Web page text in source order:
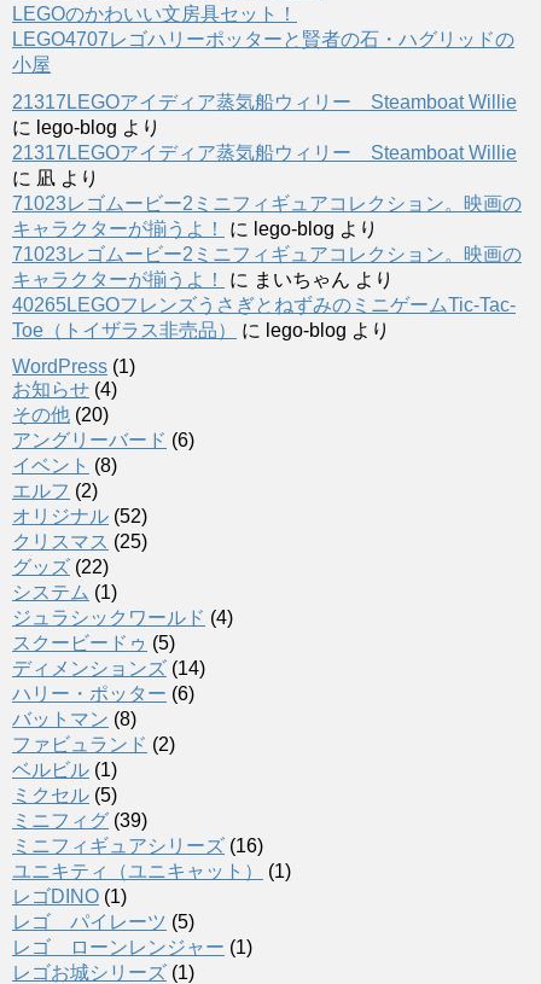
LEGOのかわいい文房具セット！
LEGO4707レゴハリーポッターと賢者の石・ハグリッドの
小屋
21317LEGOアイディア蒸気船ウィリー Steamboat Willie
に lego-blog より
21317LEGOアイディア蒸気船ウィリー Steamboat Willie
に 凪 より
71023レゴムービー2ミニフィギュアコレクション。映画の
キャラクターが揃うよ！
に lego-blog より
71023レゴムービー2ミニフィギュアコレクション。映画の
キャラクターが揃うよ！
に まいちゃん より
40265LEGOフレンズうさぎとねずみのミニゲームTic-Tac-
Toe（トイザラス非売品）
に lego-blog より
WordPress (1)
お知らせ (4)
その他 (20)
アングリーバード (6)
イベント (8)
エルフ (2)
オリジナル (52)
クリスマス (25)
グッズ (22)
システム (1)
ジュラシックワールド (4)
スクービードゥ (5)
ディメンションズ (14)
ハリー・ポッター (6)
バットマン (8)
ファビュランド (2)
ベルビル (1)
ミクセル (5)
ミニフィグ (39)
ミニフィギュアシリーズ (16)
ユニキティ（ユニキャット）
(1)
レゴDINO (1)
レゴ パイレーツ (5)
レゴ ローンレンジャー (1)
レゴお城シリーズ (1)